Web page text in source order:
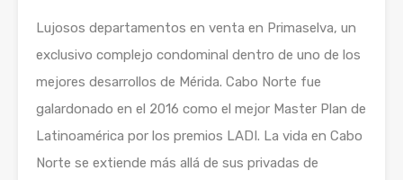
Lujosos departamentos en venta en Primaselva, un
exclusivo complejo condominal dentro de uno de los
mejores desarrollos de Mérida. Cabo Norte fue
galardonado en el 2016 como el mejor Master Plan de
Latinoamérica por los premios LADI. La vida en Cabo
Norte se extiende más allá de sus privadas de